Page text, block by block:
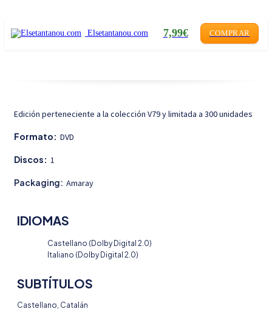
Elsetantanou.com 7,99€ COMPRAR
Edición perteneciente a la colección V79 y limitada a 300 unidades
Formato: DVD
Discos: 1
Packaging: Amaray
IDIOMAS
Castellano (Dolby Digital 2.0)
Italiano (Dolby Digital 2.0)
SUBTÍTULOS
Castellano, Catalán